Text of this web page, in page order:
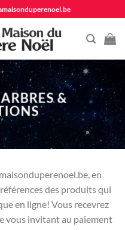
&
en
des produits qui
en ligne! Vous recevrez
vous invitant au paiement